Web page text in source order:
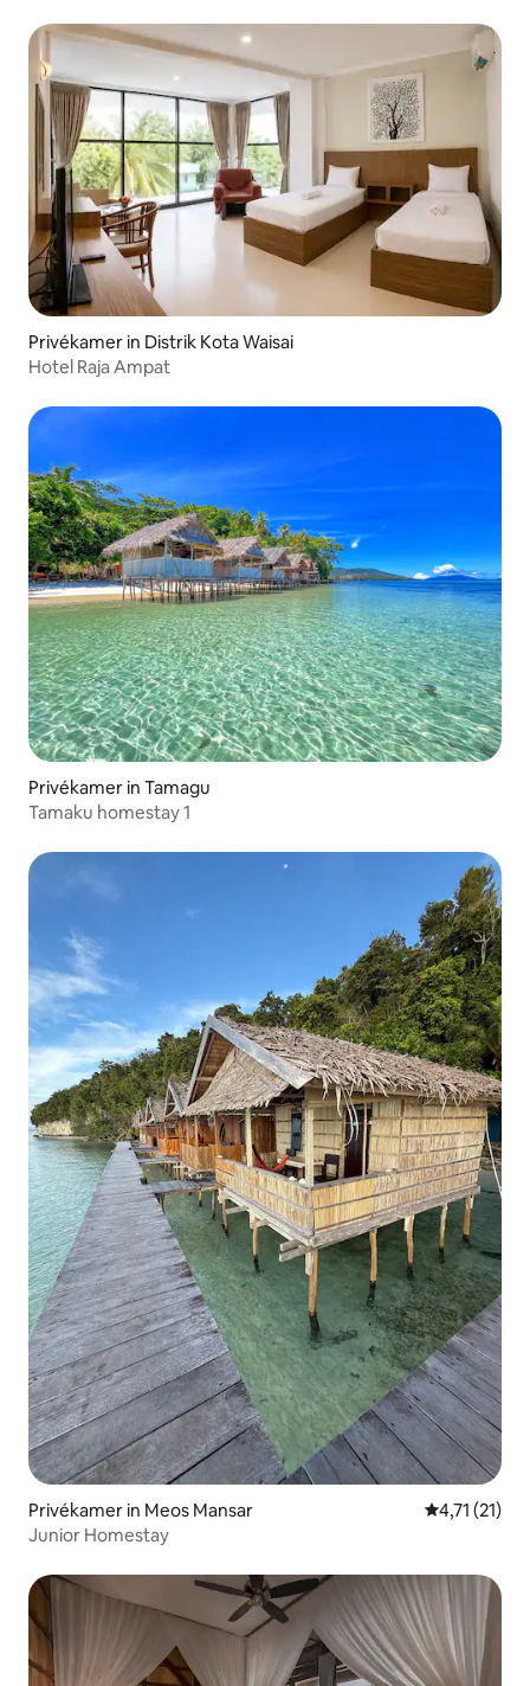
Privékamer in Distrik Kota Waisai
Hotel Raja Ampat
Privékamer in Tamagu
Tamaku homestay 1
Privékamer in Meos Mansar Gemiddelde
4,71 (21)
Junior Homestay